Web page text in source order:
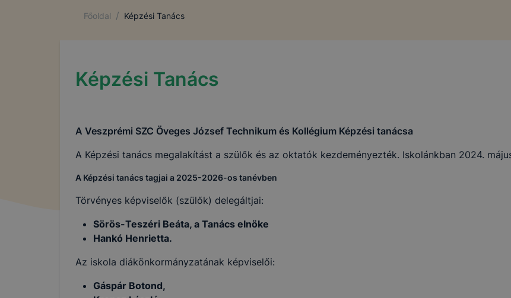
Főoldal / Képzési Tanács
Képzési Tanács
A Veszprémi SZC Öveges József Technikum és Kollégium Képzési tanácsa
A Képzési tanács megalakítást a szülők és az oktatók kezdeményezték. Iskolánkban 2024.
A Képzési tanács tagjai a 2025-2026-os tanévben
Törvényes képviselők (szülők) delegáltjai:
Sörös-Teszéri Beáta, a Tanács elnöke
Hankó Henrietta.
Az iskola diákönkormányzatának képviselői:
Gáspár Botond,